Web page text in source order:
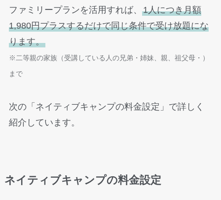
ファミリープランを活用すれば、 1人につき月額
1,980円プラスするだけで同じ条件で受け放題にな
ります。
※二等親の家族（受講している人の兄弟・姉妹、親、祖父母・）
まで
次の「ネイティブキャンプの料金設定」で詳しく
紹介しています。
ネイティブキャンプの料金設定